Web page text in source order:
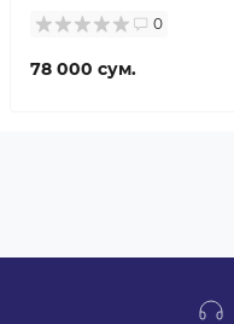
0
78 000 сум.